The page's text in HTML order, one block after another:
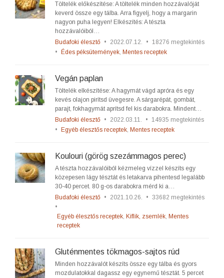
Töltelék előkészítése: A töltelék minden hozzávalóját
keverd össze egy tálba. Arra figyelj, hogy a margarin
nagyon puha legyen! Elkészítés: A tészta
hozzávalóiból…
Budafoki élesztő • 2022.07.12. • 18276 megtekintés
•
Édes péksütemények, Mentes receptek
Vegán paplan
Töltelék elkészítése: A hagymát vágd apróra és egy
kevés olajon pirítsd üvegesre. A sárgarépát, gombát,
parajt, fokhagymát aprítsd fel kis darabokra. Mindent…
Budafoki élesztő • 2022.03.11. • 14935 megtekintés
•
Egyéb élesztős receptek, Mentes receptek
Koulouri (görög szezámmagos perec)
A tészta hozzávalóiból kézmeleg vízzel készíts egy
közepesen lágy tésztát és letakarva pihentesd legalább
30-40 percet. 80 g-os darabokra mérd ki a…
Budafoki élesztő • 2021.10.26. • 33682 megtekintés
•
Egyéb élesztős receptek, Kiflik, zsemlék, Mentes
receptek
Gluténmentes tökmagos-sajtos rúd
Minden hozzávalót készíts össze egy tálba és gyors
mozdulatokkal dagassz egy egynemű tésztát. 5 percet